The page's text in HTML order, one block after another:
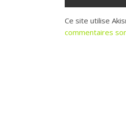
Ce site utilise
commentaires